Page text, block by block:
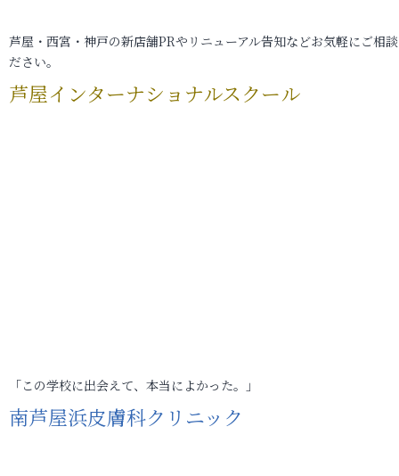
芦屋・西宮・神戸の新店舗PRやリニューアル告知などお気軽にご相
ださい。
芦屋インターナショナルスクール
「この学校に出会えて、本当によかった。」
南芦屋浜皮膚科クリニック